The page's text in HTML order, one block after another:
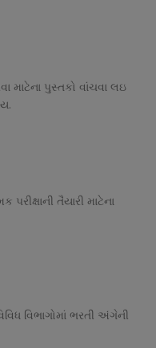
માટેના પુસ્તકો વાંચવા લઇ
પરીક્ષાની તૈયારી માટેના
વિભાગોમાં ભરતી અંગેની